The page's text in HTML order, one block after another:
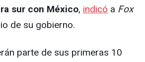
sur con México, indicó a Fox
de su gobierno.
parte de sus primeras 10